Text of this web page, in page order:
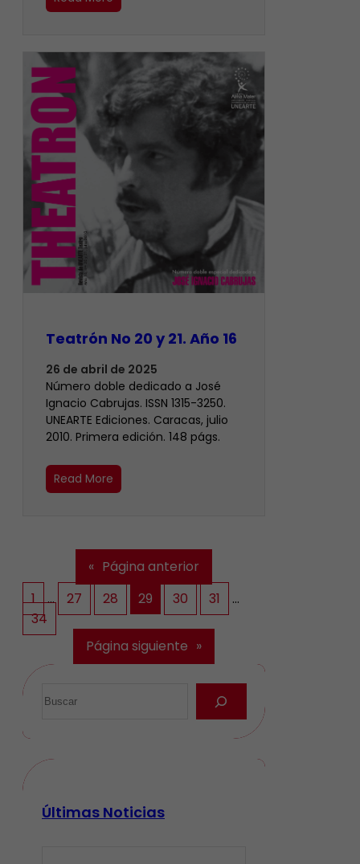
Teatrón No 20 y 21. Año 16
26 de abril de 2025
Número doble dedicado a José
Ignacio Cabrujas. ISSN 1315-3250.
UNEARTE Ediciones. Caracas, julio
2010. Primera edición. 148 págs.
Read More
« Página anterior
1
… 27 28 29 30 31
…
34
Página siguiente »
Últimas Noticias